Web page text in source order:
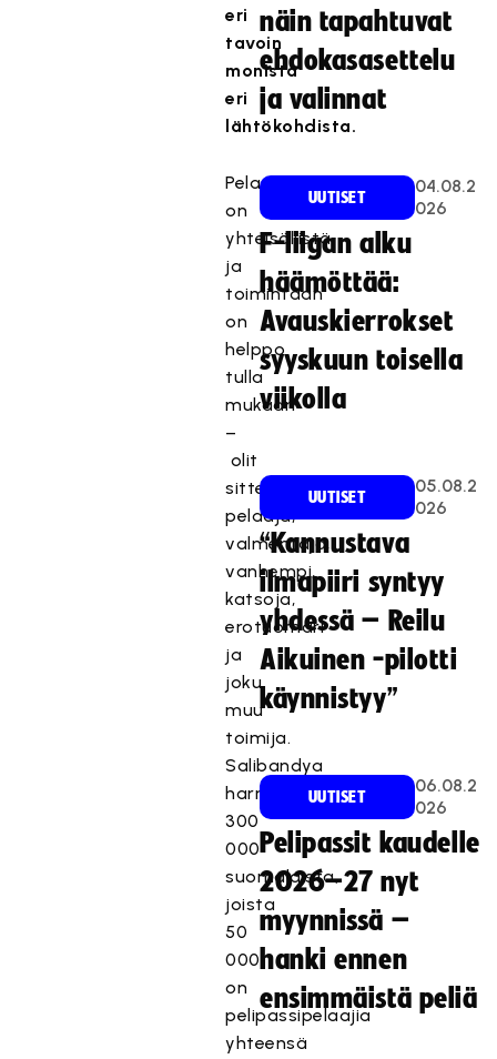
eri
tavoin
monista
eri
lähtökohdista.
Pelaaminen
on
yhteisöllistä
ja
toimintaan
on
helppo
tulla
mukaan
–
olit
sitten
pelaaja,
valmentaja,
vanhempi,
katsoja,
erotuomari
ja
joku
muu
toimija.
Salibandya
harrastaa
300
000
suomalaista,
joista
50
000
on
pelipassipelaajia
yhteensä
näin tapahtuvat
ehdokasasettelu
ja valinnat
UUTISET
04.08.2
026
F-liigan alku
häämöttää:
Avauskierrokset
syyskuun toisella
viikolla
UUTISET
05.08.2
026
“Kannustava
ilmapiiri syntyy
yhdessä – Reilu
Aikuinen -pilotti
käynnistyy”
UUTISET
06.08.2
026
Pelipassit kaudelle
2026–27 nyt
myynnissä –
hanki ennen
ensimmäistä peliä